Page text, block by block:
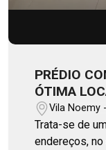
PRÉDIO
ÓTIMA
CLÍNICAS.
Vila Noemy
Trata-se de
endereços,